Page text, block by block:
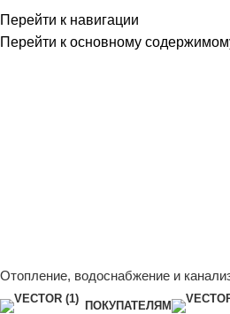
Перейти к навигации
Перейти к основному
Отопление, водоснабжение и
ПОКУПАТЕЛЯМ